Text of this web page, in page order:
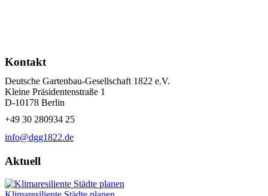
Kontakt
Deutsche Gartenbau-Gesellschaft 1822 e.V.
Kleine Präsidentenstraße 1
D-10178 Berlin
+49 30 280934 25
info@dgg1822.de
Aktuell